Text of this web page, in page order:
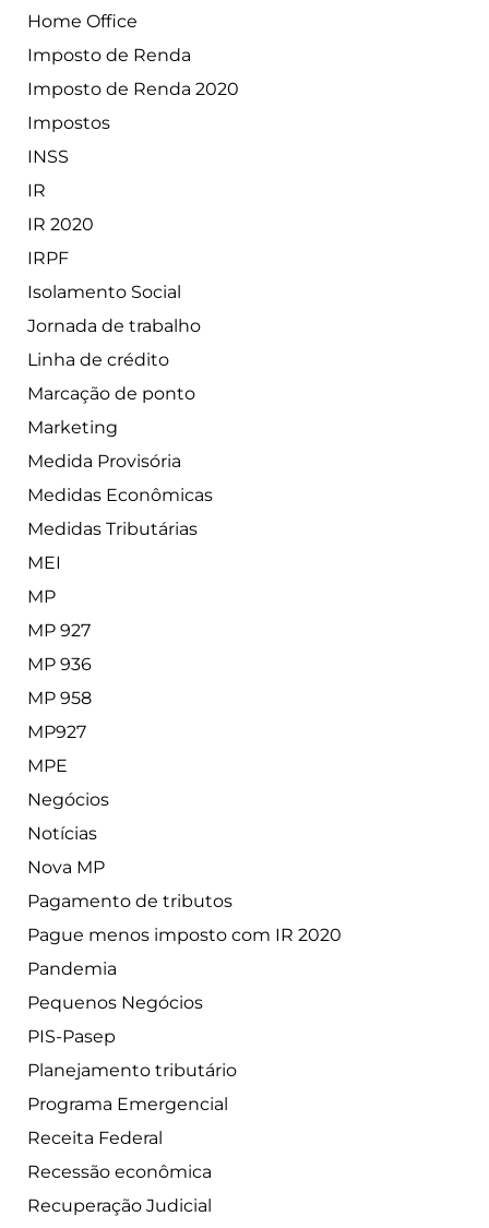
Home Office
Imposto de Renda
Imposto de Renda 2020
Impostos
INSS
IR
IR 2020
IRPF
Isolamento Social
Jornada de trabalho
Linha de crédito
Marcação de ponto
Marketing
Medida Provisória
Medidas Econômicas
Medidas Tributárias
MEI
MP
MP 927
MP 936
MP 958
MP927
MPE
Negócios
Notícias
Nova MP
Pagamento de tributos
Pague menos imposto com IR 2020
Pandemia
Pequenos Negócios
PIS-Pasep
Planejamento tributário
Programa Emergencial
Receita Federal
Recessão econômica
Recuperação Judicial